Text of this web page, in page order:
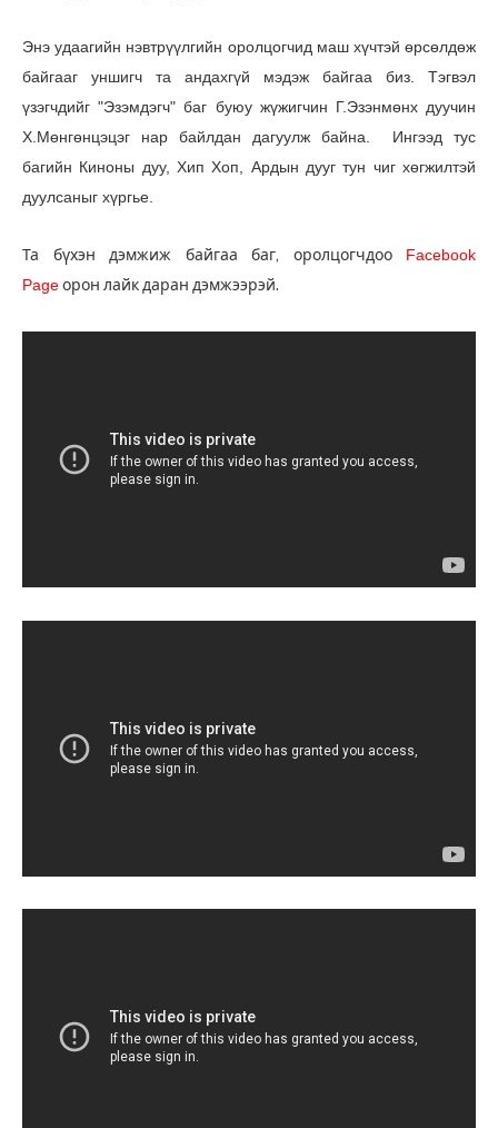
Энэ удаагийн нэвтрүүлгийн оролцогчид маш хүчтэй өрсөлдөж
байгааг уншигч та андахгүй мэдэж байгаа биз. Тэгвэл
үзэгчдийг"Эзэмдэгч" баг буюу жүжигчин Г.Эзэнмөнх дуучин
Х.Мөнгөнцэцэг нар байлдан дагуулж байна. Ингээд тус
багийн Киноны дуу, Хип Хоп, Ардын дууг тун чиг хөгжилтэй
дуулсаныг хүргье.
Та бүхэн дэмжиж байгаа баг, оролцогчдоо Facebook
Pageорон лайк даран дэмжээрэй.